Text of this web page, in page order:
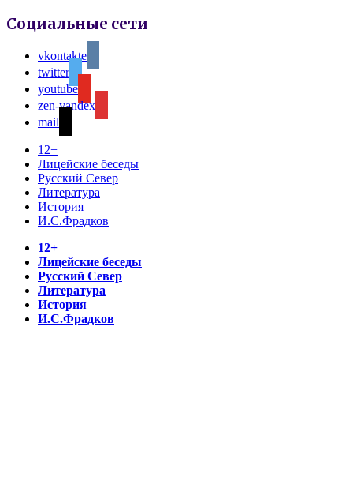
Социальные сети
vkontakte
twitter
youtube
zen-yandex
mail
12+
Лицейские беседы
Русский Север
Литература
История
И.С.Фрадков
12+
Лицейские беседы
Русский Север
Литература
История
И.С.Фрадков